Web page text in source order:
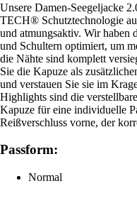
Unsere Damen-Seegeljacke
TECH® Schutztechnologie
und atmungsaktiv. Wir haben
und Schultern optimiert, um
die Nähte sind komplett
Sie die Kapuze als
und verstauen Sie sie im
Highlights sind die
Kapuze für eine individuelle
Reißverschluss vorne, der
Passform:
Normal